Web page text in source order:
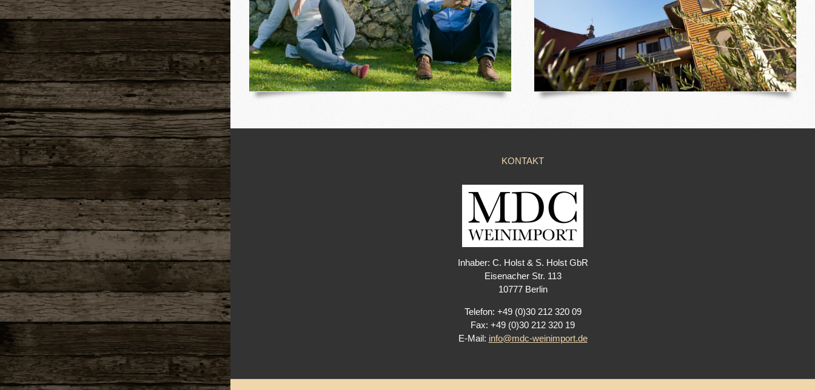
KONTAKT
Inhaber: C. Holst & S. Holst GbR
Eisenacher Str. 113
10777 Berlin
Telefon: +49 (0)30 212 320 09
Fax: +49 (0)30 212 320 19
E-Mail: info@mdc-weinimport.de